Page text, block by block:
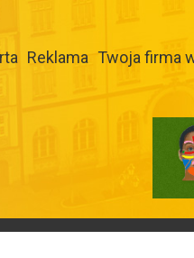
Reklama Twoja firma